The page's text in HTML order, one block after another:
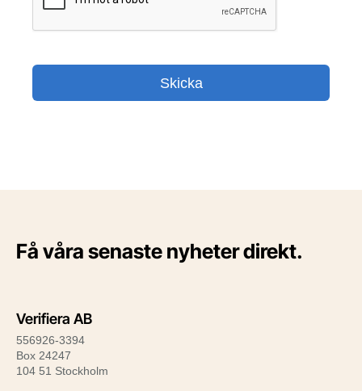
Få våra senaste nyheter direkt.
Verifiera AB
556926-3394
Box 24247
104 51 Stockholm